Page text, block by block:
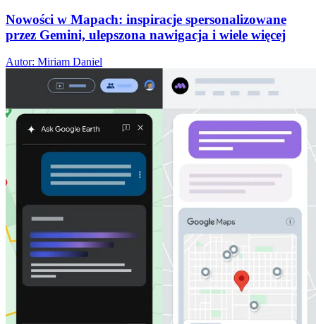
Nowości w Mapach: inspiracje spersonalizowane
przez Gemini, ulepszona nawigacja i wiele więcej
Autor: Miriam Daniel